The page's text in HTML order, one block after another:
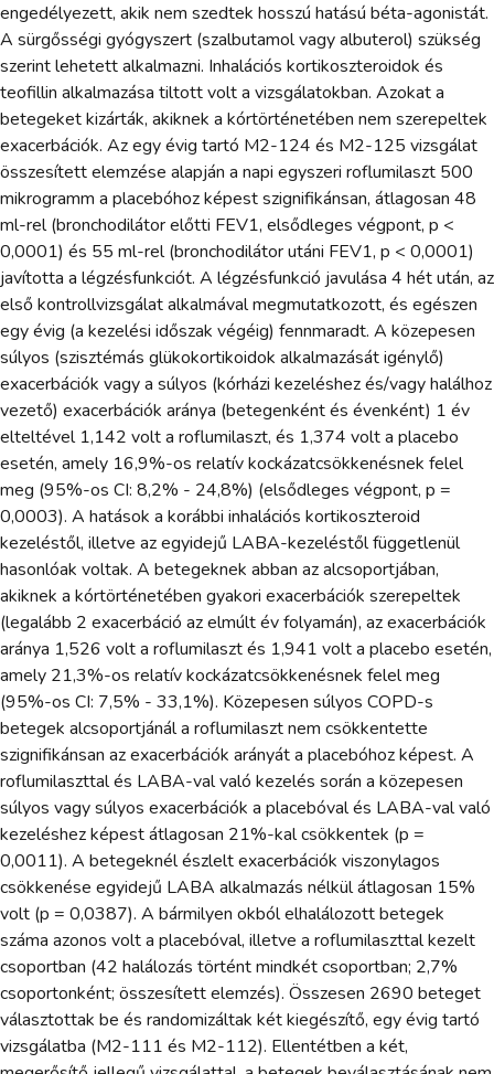
engedélyezett, akik nem szedtek hosszú hatású béta-agonistát.
A sürgősségi gyógyszert (szalbutamol vagy albuterol) szükség
szerint lehetett alkalmazni. Inhalációs kortikoszteroidok és
teofillin alkalmazása tiltott volt a vizsgálatokban. Azokat a
betegeket kizárták, akiknek a kórtörténetében nem szerepeltek
exacerbációk. Az egy évig tartó M2-124 és M2-125 vizsgálat
összesített elemzése alapján a napi egyszeri roflumilaszt 500
mikrogramm a placebóhoz képest szignifikánsan, átlagosan 48
ml-rel (bronchodilátor előtti FEV1, elsődleges végpont, p <
0,0001) és 55 ml-rel (bronchodilátor utáni FEV1, p < 0,0001)
javította a légzésfunkciót. A légzésfunkció javulása 4 hét után, az
első kontrollvizsgálat alkalmával megmutatkozott, és egészen
egy évig (a kezelési időszak végéig) fennmaradt. A közepesen
súlyos (szisztémás glükokortikoidok alkalmazását igénylő)
exacerbációk vagy a súlyos (kórházi kezeléshez és/vagy halálhoz
vezető) exacerbációk aránya (betegenként és évenként) 1 év
elteltével 1,142 volt a roflumilaszt, és 1,374 volt a placebo
esetén, amely 16,9%-os relatív kockázatcsökkenésnek felel
meg (95%-os CI: 8,2% - 24,8%) (elsődleges végpont, p =
0,0003). A hatások a korábbi inhalációs kortikoszteroid
kezeléstől, illetve az egyidejű LABA-kezeléstől függetlenül
hasonlóak voltak. A betegeknek abban az alcsoportjában,
akiknek a kórtörténetében gyakori exacerbációk szerepeltek
(legalább 2 exacerbáció az elmúlt év folyamán), az exacerbációk
aránya 1,526 volt a roflumilaszt és 1,941 volt a placebo esetén,
amely 21,3%-os relatív kockázatcsökkenésnek felel meg
(95%-os CI: 7,5% - 33,1%). Közepesen súlyos COPD-s
betegek alcsoportjánál a roflumilaszt nem csökkentette
szignifikánsan az exacerbációk arányát a placebóhoz képest. A
roflumilaszttal és LABA-val való kezelés során a közepesen
súlyos vagy súlyos exacerbációk a placebóval és LABA-val való
kezeléshez képest átlagosan 21%-kal csökkentek (p =
0,0011). A betegeknél észlelt exacerbációk viszonylagos
csökkenése egyidejű LABA alkalmazás nélkül átlagosan 15%
volt (p = 0,0387). A bármilyen okból elhalálozott betegek
száma azonos volt a placebóval, illetve a roflumilaszttal kezelt
csoportban (42 halálozás történt mindkét csoportban; 2,7%
csoportonként; összesített elemzés). Összesen 2690 beteget
választottak be és randomizáltak két kiegészítő, egy évig tartó
vizsgálatba (M2-111 és M2-112). Ellentétben a két,